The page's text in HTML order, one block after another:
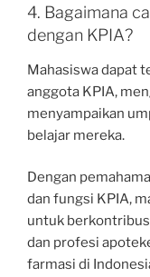
4. Bagaimana
dengan KPIA?
Mahasiswa dapat
anggota KPIA,
menyampaikan
belajar mereka.
Dengan
dan fungsi KPIA,
untuk
dan profesi
farmasi di